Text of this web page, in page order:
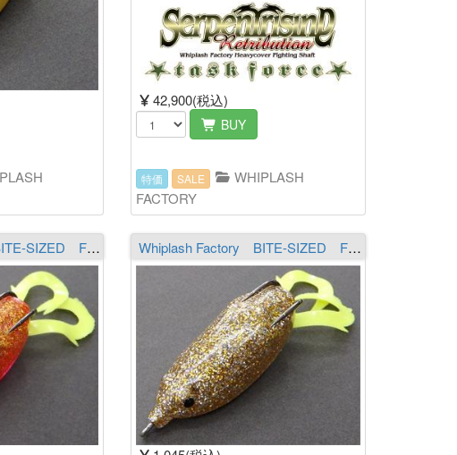
42,900(税込)
BUY
特価 SALE
WHIPLASH
FACTORY
Whiplash Factory BITE-SIZED F13 クリアピンク／ゴールド Whiplash Factory BITE-SIZED F10 クリア／ゴールド&シルバー